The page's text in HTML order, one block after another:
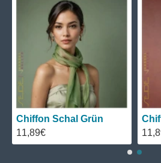
Chiffon Schal Grün
11,89€